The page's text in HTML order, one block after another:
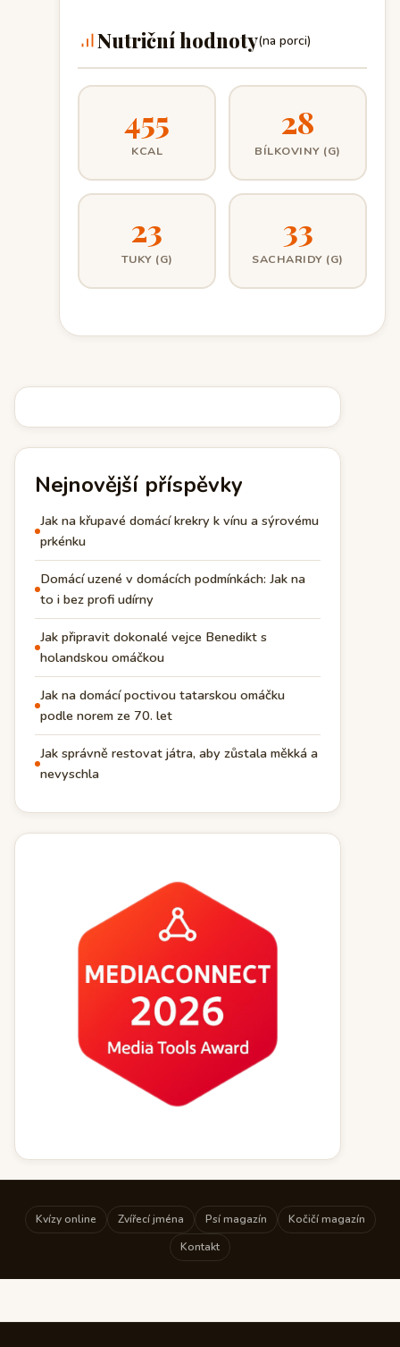
Nutriční hodnoty(na porci)
455
KCAL
28
BÍLKOVINY (G)
23
TUKY (G)
33
SACHARIDY (G)
Nejnovější příspěvky
Jak na křupavé domácí krekry k vínu a sýrovému
prkénku
Domácí uzené v domácích podmínkách: Jak na
to i bez profi udírny
Jak připravit dokonalé vejce Benedikt s
holandskou omáčkou
Jak na domácí poctivou tatarskou omáčku
podle norem ze 70. let
Jak správně restovat játra, aby zůstala měkká a
nevyschla
Kvízy online Zvířecí jména Psí magazín
Kočičí magazín
Kontakt